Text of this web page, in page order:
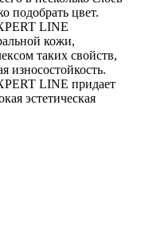
подобрать цвет.
LINE
кожи,
таких свойств,
износостойкость.
LINE придает
эстетическая